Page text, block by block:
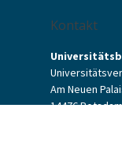
Kontakt
Am Neuen
14476 Potsdam